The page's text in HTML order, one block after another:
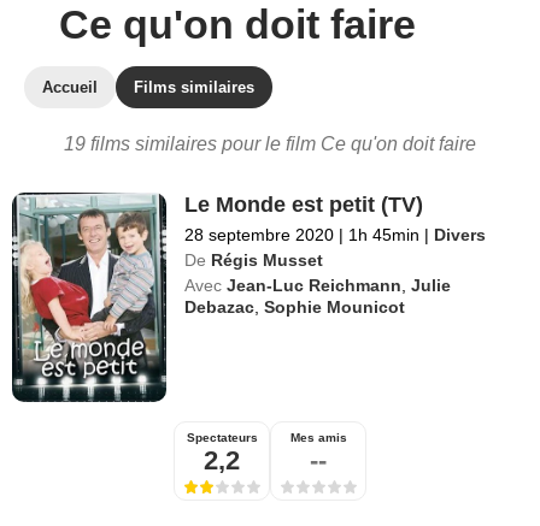
Ce qu'on doit faire
Accueil Films similaires
19 films similaires pour le film Ce qu'on doit faire
Le Monde est petit (TV)
28 septembre 2020 | 1h 45min | Divers
De Régis Musset
Avec Jean-Luc Reichmann ,Julie
Debazac ,Sophie Mounicot
Spectateurs
2,2
Mes amis
--